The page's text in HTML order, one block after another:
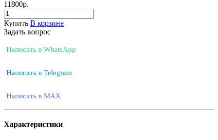
11800р.
Купить В корзине
Задать вопрос
Написать в WhatsApp
Написать в Telegram
Написать в MAX
Характеристики